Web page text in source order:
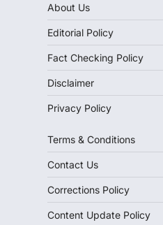
About Us
Editorial Policy
Fact Checking Policy
Disclaimer
Privacy Policy
Terms & Conditions
Contact Us
Corrections Policy
Content Update Policy